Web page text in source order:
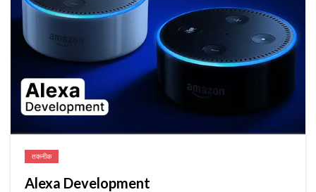
तकनीक
Alexa Development